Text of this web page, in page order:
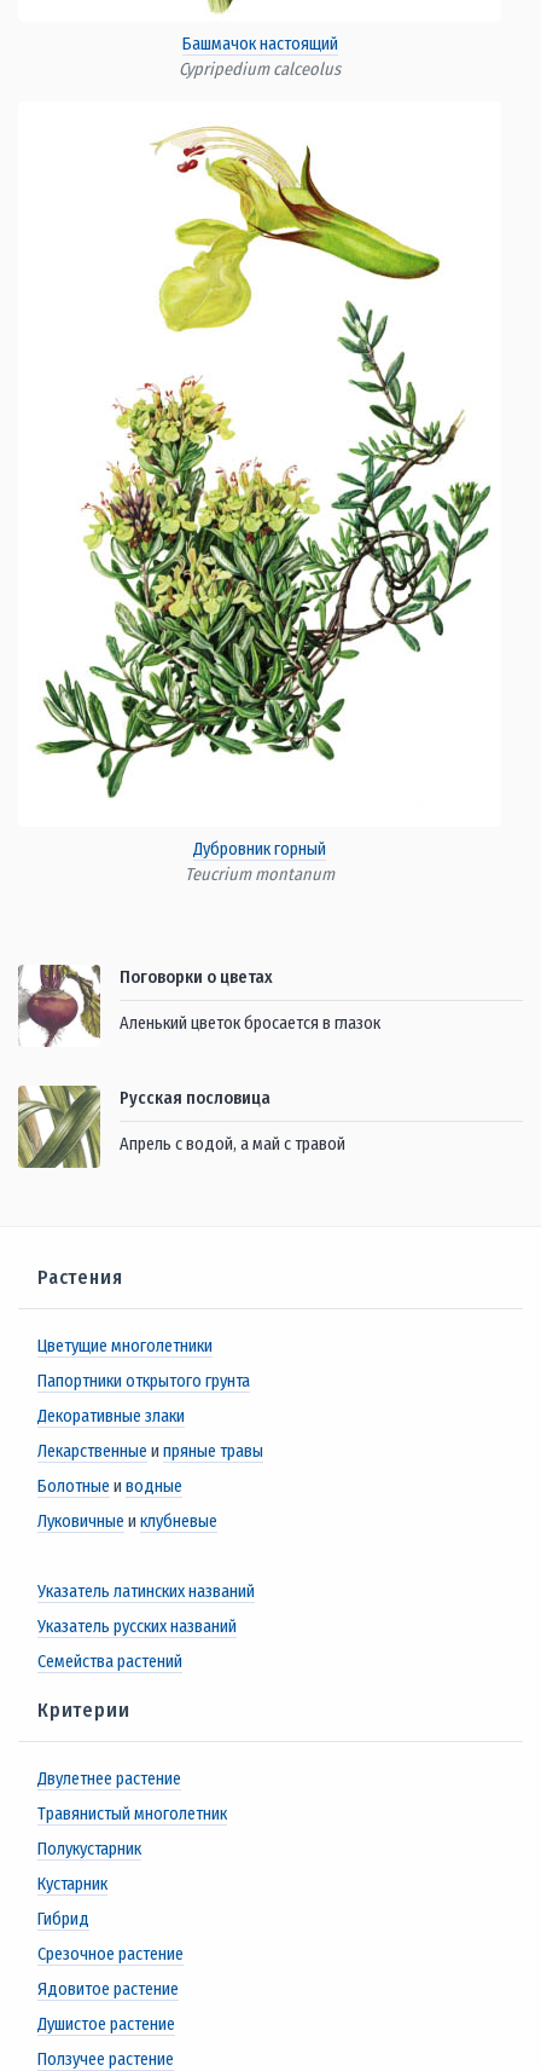
Башмачок настоящий
Cypripedium calceolus
Дубровник горный
Teucrium montanum
Поговорки о цветах
Аленький цветок бросается в глазок
Русская пословица
Апрель с водой, а май с травой
Растения
Цветущие многолетники
Папортники открытого грунта
Декоративные злаки
Лекарственные и пряные травы
Болотные и водные
Луковичные и клубневые
Указатель латинских названий
Указатель русских названий
Семейства растений
Критерии
Двулетнее растение
Травянистый многолетник
Полукустарник
Кустарник
Гибрид
Срезочное растение
Ядовитое растение
Душистое растение
Ползучее растение